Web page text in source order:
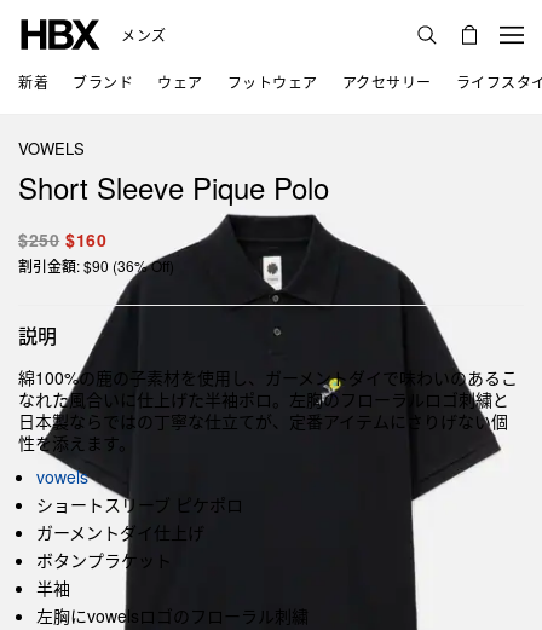
メンズ
新着 ブランド ウェア フットウェア アクセサリー ライフスタ
VOWELS
Short Sleeve Pique Polo
$250 $160
割引金額: $90 (36% Off)
説明
綿100%の鹿の子素材を使用し、ガーメントダイで味わいのあるこ
なれた風合いに仕上げた半袖ポロ。左胸のフローラルロゴ刺繍と
日本製ならではの丁寧な仕立てが、定番アイテムにさりげない個
性を添えます。
vowels
ショートスリーブ ピケポロ
ガーメントダイ仕上げ
ボタンプラケット
半袖
左胸にvowelsロゴのフローラル刺繍